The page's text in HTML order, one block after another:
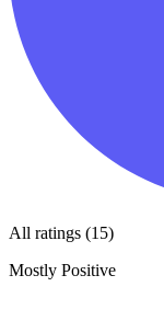
All ratings (15)
Mostly Positive